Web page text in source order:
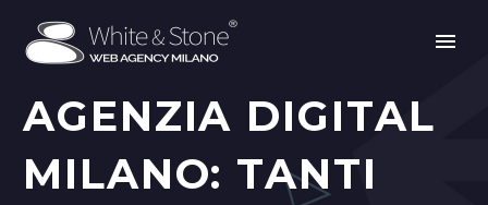
AGENZIA DIGITAL
MILANO: TANTI